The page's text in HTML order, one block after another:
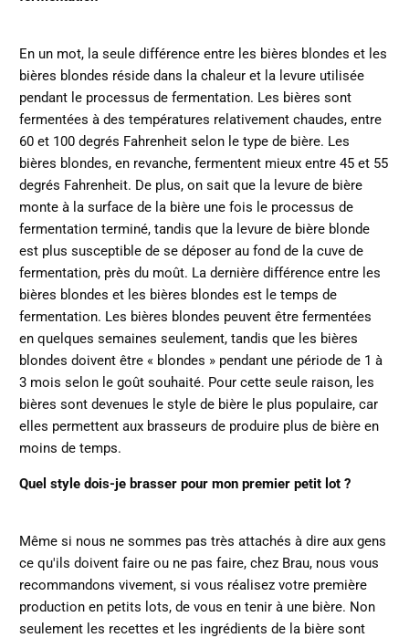
En un mot, la seule différence entre les bières blondes et les
bières blondes réside dans la chaleur et la levure utilisée
pendant le processus de fermentation. Les bières sont
fermentées à des températures relativement chaudes, entre
60 et 100 degrés Fahrenheit selon le type de bière. Les
bières blondes, en revanche, fermentent mieux entre 45 et 55
degrés Fahrenheit. De plus, on sait que la levure de bière
monte à la surface de la bière une fois le processus de
fermentation terminé, tandis que la levure de bière blonde
est plus susceptible de se déposer au fond de la cuve de
fermentation, près du moût. La dernière différence entre les
bières blondes et les bières blondes est le temps de
fermentation. Les bières blondes peuvent être fermentées
en quelques semaines seulement, tandis que les bières
blondes doivent être « blondes » pendant une période de 1 à
3 mois selon le goût souhaité. Pour cette seule raison, les
bières sont devenues le style de bière le plus populaire, car
elles permettent aux brasseurs de produire plus de bière en
moins de temps.
Quel style dois-je brasser pour mon premier petit lot ?
Même si nous ne sommes pas très attachés à dire aux gens
ce qu'ils doivent faire ou ne pas faire, chez Brau, nous vous
recommandons vivement, si vous réalisez votre première
production en petits lots, de vous en tenir à une bière. Non
seulement les recettes et les ingrédients de la bière sont